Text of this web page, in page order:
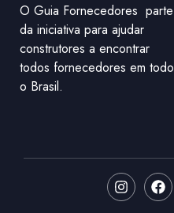
O Guia Fornecedores parte
da iniciativa para ajudar
construtores a encontrar
todos fornecedores em todo
o Brasil.